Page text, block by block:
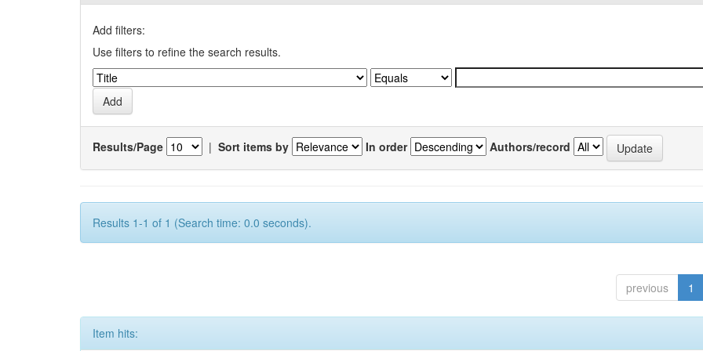
Add filters:
Use filters to refine the search results.
Results/Page | Sort items by In order Authors/record
Results 1-1 of 1 (Search time: 0.0 seconds).
previous 1
Item hits: